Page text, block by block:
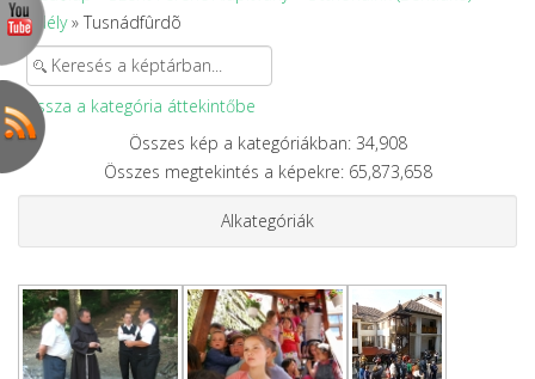
Erdély» Tusnádfûrdõ
Vissza a kategória áttekintőbe
Összes kép a kategóriákban: 34,908
Összes megtekintés a képekre: 65,873,658
Alkategóriák